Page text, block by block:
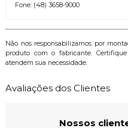
Fone: (48) 3658-9000
Não nos responsabilizamos por
produto com o fabricante.
atendem sua necessidade.
Avaliações dos Clientes
Nossos